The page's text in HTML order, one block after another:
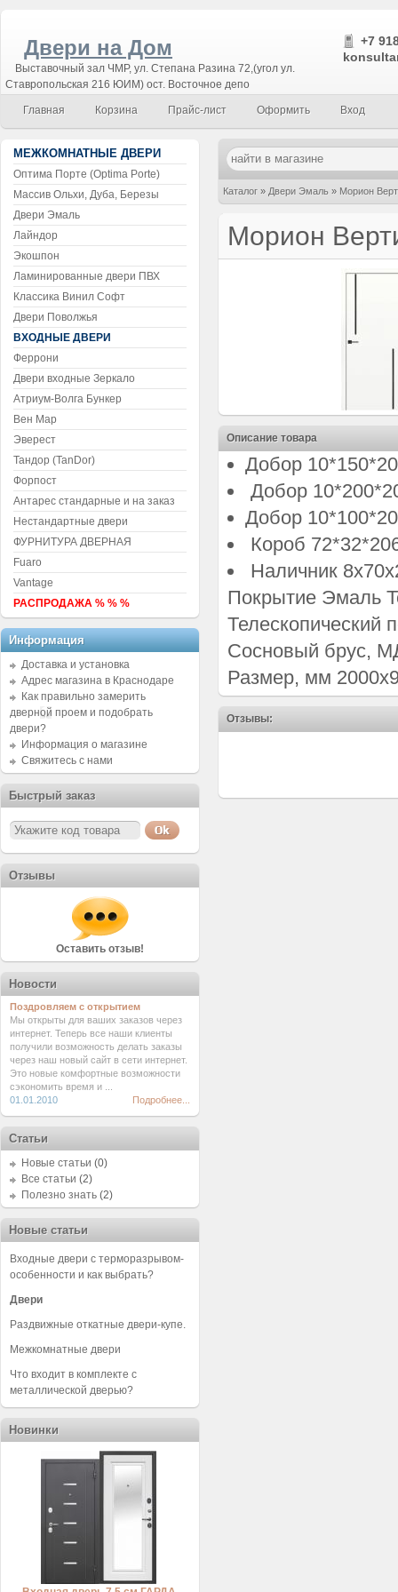
Двери на Дом
Выставочный зал ЧМР, ул. Степана Разина 72,(угол ул.
Ставропольская 216 ЮИМ) ост. Восточное депо
+7
Главная Корзина Прайс-лист Оформить Вход
Каталог » Двери Эмаль » Морион
Морион
Описание товара
Добор
Добор
Добор
Короб
Наличник
Покрытие Эмаль
Телескопический
Сосновый брус,
Размер, мм
Отзывы:
МЕЖКОМНАТНЫЕ ДВЕРИ
Оптима Порте (Optima Porte)
Массив Ольхи, Дуба, Березы
Двери Эмаль
Лайндор
Экошпон
Ламинированные двери ПВХ
Классика Винил Софт
Двери Поволжья
ВХОДНЫЕ ДВЕРИ
Феррони
Двери входные Зеркало
Атриум-Волга Бункер
Вен Мар
Эверест
Тандор (TanDor)
Форпост
Антарес стандарные и на заказ
Нестандартные двери
ФУРНИТУРА ДВЕРНАЯ
Fuaro
Vantage
РАСПРОДАЖА % % %
Информация
Доставка и установка
Адрес магазина в Краснодаре
Как правильно замерить
дверной проем и подобрать
двери?
Информация о магазине
Свяжитесь с нами
Быстрый заказ
Отзывы
Оставить отзыв!
Новости
Поздровляем с открытием
Мы открыты для ваших заказов через
интернет. Теперь все наши клиенты
получили возможность делать заказы
через наш новый сайт в сети интернет.
Это новые комфортные возможности
сэкономить время и ...
01.01.2010
Подробнее...
Статьи
Новые статьи (0)
Все статьи (2)
Полезно знать (2)
Новые статьи
Входные двери с терморазрывом-
особенности и как выбрать?
Двери
Раздвижные откатные двери-купе.
Межкомнатные двери
Что входит в комплекте с
металлической дверью?
Новинки